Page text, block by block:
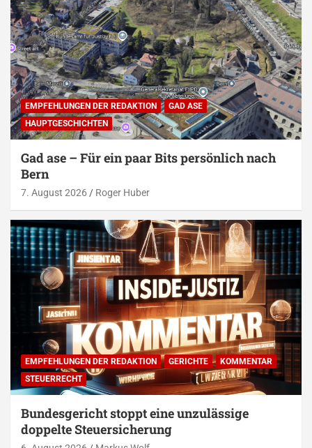
EMPFEHLUNGEN DER REDAKTION
GAD ASE
HAUPTGESCHICHTEN
Gad ase – Für ein paar Bits persönlich nach
Bern
7. August 2026 Roger Huber
EMPFEHLUNGEN DER REDAKTION GERICHTE
KOMMENTAR
STEUERRECHT
Bundesgericht stoppt eine unzulässige
doppelte Steuersicherung